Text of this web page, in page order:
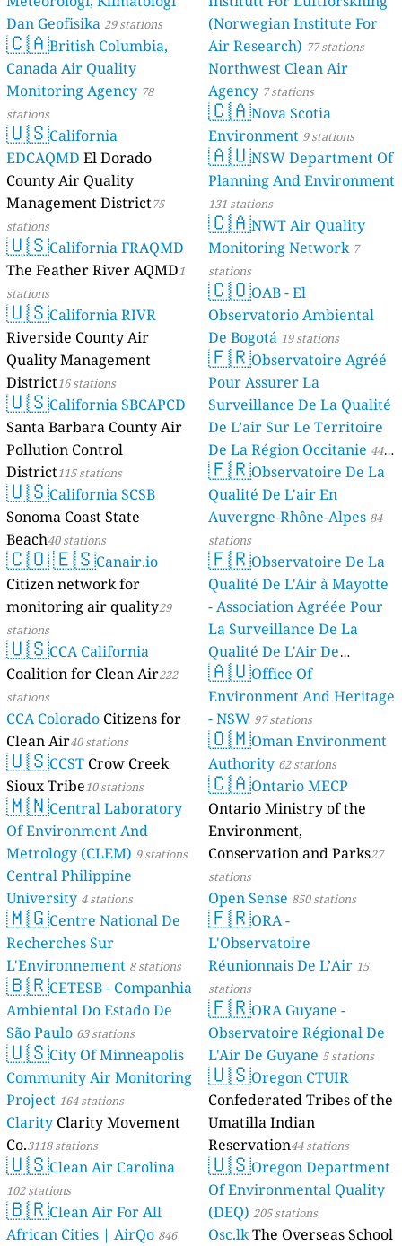
Dan Geofisika 29 stations
🇨🇦British Columbia,
Canada Air Quality
Monitoring Agency 78
stations
🇺🇸California
EDCAQMD El Dorado
County Air Quality
Management District75
stations
🇺🇸California FRAQMD
The Feather River AQMD1
stations
🇺🇸California RIVR
Riverside County Air
Quality Management
District16 stations
🇺🇸California SBCAPCD
Santa Barbara County Air
Pollution Control
District115 stations
🇺🇸California SCSB
Sonoma Coast State
Beach40 stations
🇨🇴🇪🇸Canair.io
Citizen network for
monitoring air quality29
stations
🇺🇸CCA California
Coalition for Clean Air222
stations
CCA Colorado Citizens for
Clean Air40 stations
🇺🇸CCST Crow Creek
Sioux Tribe10 stations
🇲🇳Central Laboratory
Of Environment And
Metrology (CLEM) 9 stations
Central Philippine
University 4 stations
🇲🇬Centre National De
Recherches Sur
L'Environnement 8 stations
🇧🇷CETESB - Companhia
Ambiental Do Estado De
São Paulo 63 stations
🇺🇸City Of Minneapolis
Community Air Monitoring
Project 164 stations
Clarity Clarity Movement
Co.3118 stations
🇺🇸Clean Air Carolina
102 stations
🇧🇷Clean Air For All
African Cities | AirQo 846
(Norwegian Institute For
Air Research) 77 stations
Northwest Clean Air
Agency 7 stations
🇨🇦Nova Scotia
Environment 9 stations
🇦🇺NSW Department Of
Planning And Environment
131 stations
🇨🇦NWT Air Quality
Monitoring Network 7
stations
🇨🇴OAB - El
Observatorio Ambiental
De Bogotá 19 stations
🇫🇷Observatoire Agréé
Pour Assurer La
Surveillance De La Qualité
De L’air Sur Le Territoire
De La Région Occitanie 44
stations
🇫🇷Observatoire De La
Qualité De L'air En
Auvergne-Rhône-Alpes 84
stations
🇫🇷Observatoire De La
Qualité De L'Air à Mayotte
- Association Agréée Pour
La Surveillance De La
Qualité De L'Air De
Mayotte 4 stations
🇦🇺Office Of
Environment And Heritage
- NSW 97 stations
🇴🇲Oman Environment
Authority 62 stations
🇨🇦Ontario MECP
Ontario Ministry of the
Environment,
Conservation and Parks27
stations
Open Sense 850 stations
🇫🇷ORA -
L'Observatoire
Réunionnais De L’Air 15
stations
🇫🇷ORA Guyane -
Observatoire Régional De
L'Air De Guyane 5 stations
🇺🇸Oregon CTUIR
Confederated Tribes of the
Umatilla Indian
Reservation44 stations
🇺🇸Oregon Department
Of Environmental Quality
(DEQ) 205 stations
Osc.lkThe Overseas School